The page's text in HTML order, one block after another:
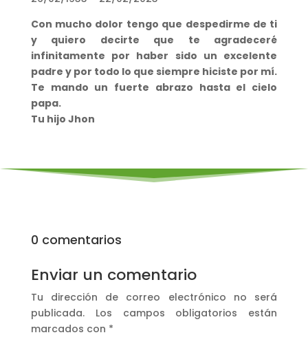
Con mucho dolor tengo que despedirme de ti
y quiero decirte que te agradeceré
infinitamente por haber sido un excelente
padre y por todo lo que siempre hiciste por mí.
Te mando un fuerte abrazo hasta el cielo
papa.
Tu hijo Jhon
0 comentarios
Enviar un comentario
Tu dirección de correo electrónico no será
publicada.
Los campos obligatorios están
marcados con *